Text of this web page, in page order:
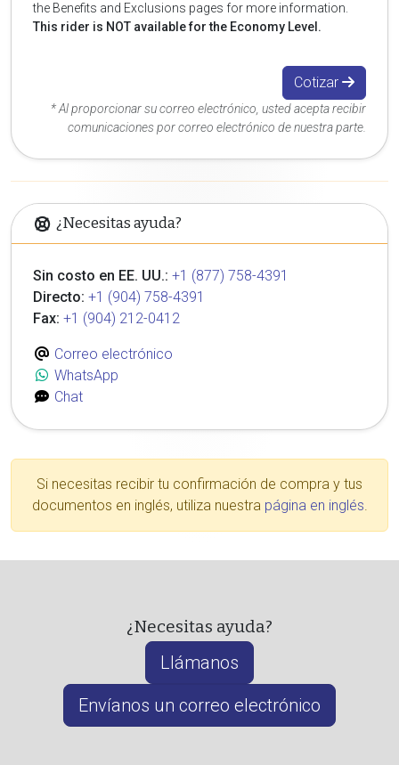
the Benefits and Exclusions pages for more information.
This rider is NOT available for the Economy Level.
Cotizar
* Al proporcionar su correo electrónico, usted acepta recibir
comunicaciones por correo electrónico de nuestra parte.
¿Necesitas ayuda?
Sin costo en EE. UU.: +1 (877) 758-4391
Directo: +1 (904) 758-4391
Fax: +1 (904) 212-0412
Correo electrónico
WhatsApp
Chat
Si necesitas recibir tu confirmación de compra y tus
documentos en inglés, utiliza nuestra página en inglés.
¿Necesitas ayuda?
Llámanos
Envíanos un correo electrónico